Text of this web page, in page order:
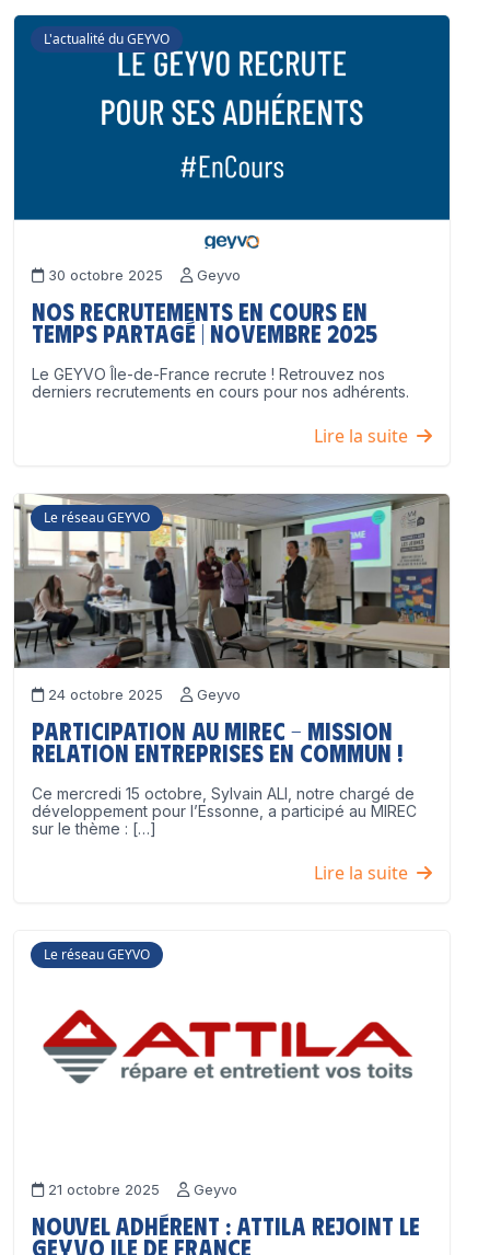
L'actualité du GEYVO
30 octobre 2025 Geyvo
Nos recrutements en cours en
temps partagé | Novembre 2025
Le GEYVO Île-de-France recrute ! Retrouvez nos
derniers recrutements en cours pour nos adhérents.
Lire la suite
Le réseau GEYVO
24 octobre 2025 Geyvo
Participation au MIREC – Mission
Relation Entreprises en Commun !
Ce mercredi 15 octobre, Sylvain ALI, notre chargé de
développement pour l’Essonne, a participé au MIREC
sur le thème : […]
Lire la suite
Le réseau GEYVO
21 octobre 2025 Geyvo
Nouvel adhérent : ATTILA rejoint le
GEYVO Ile de France